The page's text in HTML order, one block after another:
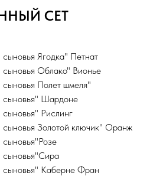
СЕТ
Ягодка" Петнат
Облако" Вионье
Полет шмеля"
сыновья" Шардоне
Рислинг
Золотой ключик" Оранж
сыновья"Сира
сыновья" Каберне Фран